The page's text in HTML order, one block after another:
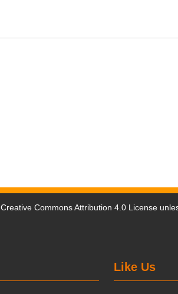
Creative Commons Attribution 4.0 License
Like Us